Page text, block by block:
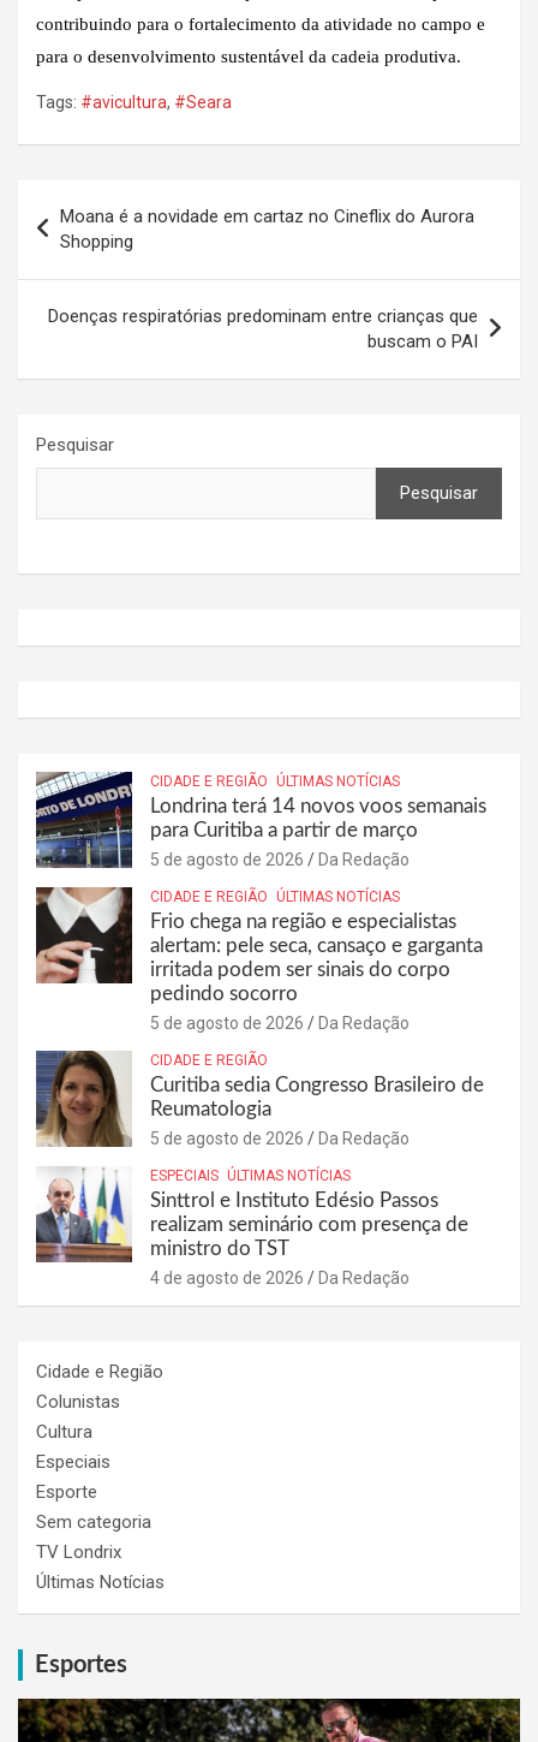
contribuindo para o fortalecimento da atividade no campo e
para o desenvolvimento sustentável da cadeia produtiva.
Tags: #avicultura, #Seara
de
Post
Moana é a novidade em cartaz no Cineflix do Aurora
Shopping
Doenças respiratórias predominam entre crianças que
buscam o PAI
Pesquisar
Pesquisar
CIDADE E REGIÃO ÚLTIMAS NOTÍCIAS
Londrina terá 14 novos voos semanais
para Curitiba a partir de março
5 de agosto de 2026 Da Redação
CIDADE E REGIÃO ÚLTIMAS NOTÍCIAS
Frio chega na região e especialistas
alertam: pele seca, cansaço e garganta
irritada podem ser sinais do corpo
pedindo socorro
5 de agosto de 2026 Da Redação
CIDADE E REGIÃO
Curitiba sedia Congresso Brasileiro de
Reumatologia
5 de agosto de 2026 Da Redação
ESPECIAIS ÚLTIMAS NOTÍCIAS
Sinttrol e Instituto Edésio Passos
realizam seminário com presença de
ministro do TST
4 de agosto de 2026 Da Redação
Cidade e Região
Colunistas
Cultura
Especiais
Esporte
Sem categoria
TV Londrix
Últimas Notícias
Esportes